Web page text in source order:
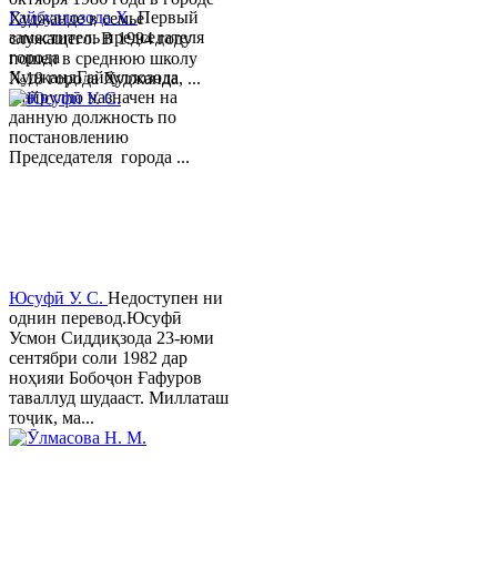
Гайбуллозода Х.Первый
заместитель председателя
города
ХуджандГайбуллозода
Хайрулло назначен на
данную должность по
постановлению
Председателя города ...
Худжанде в семье
служащего. В 1994 году
пошел в среднюю школу
№18 города Худжанда, ...
Юсуфӣ У. C. Недоступен ни
однин перевод.Юсуфӣ
Усмон Сиддиқзода 23-юми
сентябри соли 1982 дар
ноҳияи Бобоҷон Ғафуров
таваллуд шудааст. Миллаташ
тоҷик, ма...